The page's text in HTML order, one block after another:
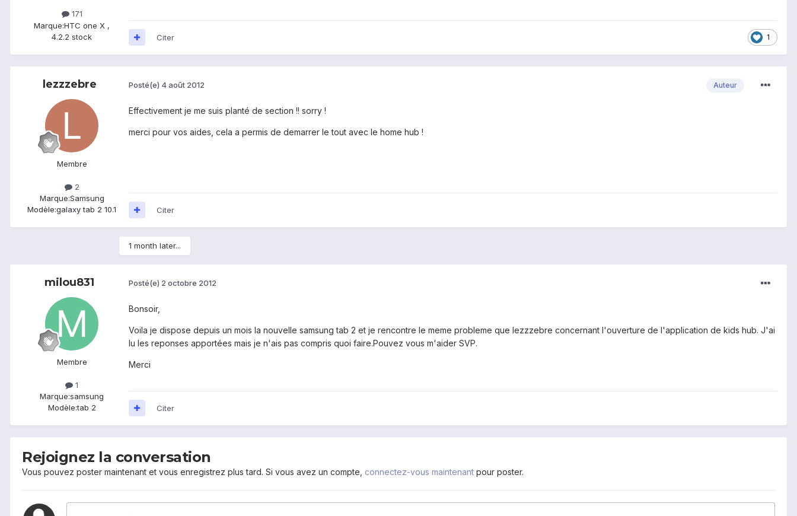
171
Marque:HTC one X ,
4.2.2 stock
1
Citer
lezzzebre
Membre
2
Marque:Samsung
Modèle:galaxy tab 2 10.1
Auteur
Posté(e) 4 août 2012
Effectivement je me suis planté de section !! sorry !
merci pour vos aides, cela a permis de demarrer le tout avec le home hub !
Citer
1 month later...
milou831
Membre
1
Marque:samsung
Modèle:tab 2
Posté(e) 2 octobre 2012
Bonsoir,
Voila je dispose depuis un mois la nouvelle samsung tab 2 et je rencontre le meme probleme que lezzzebre concernant l'ouverture de l'application de kids hub. J'ai
lu les reponses apportées mais je n'ais pas compris quoi faire.Pouvez vous m'aider SVP.
Merci
Citer
Rejoignez la conversation
Vous pouvez poster maintenant et vous enregistrez plus tard. Si vous avez un compte, connectez-vous maintenant pour poster.